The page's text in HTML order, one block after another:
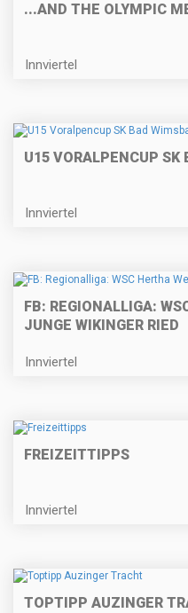
...AND THE OLYMPIC
Innviertel
U15 VORALPENCUP SK
Innviertel
FB: REGIONALLIGA:
JUNGE WIKINGER RIED
Innviertel
FREIZEITTIPPS
Innviertel
TOPTIPP AUZINGER